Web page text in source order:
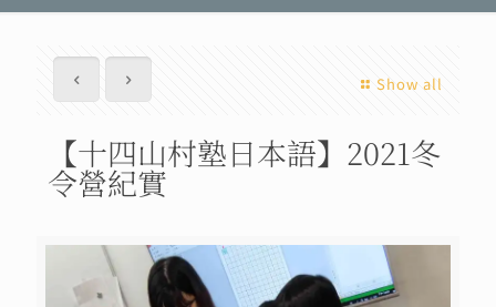
Show all
【十四山村塾日本語】2021冬
令營紀實